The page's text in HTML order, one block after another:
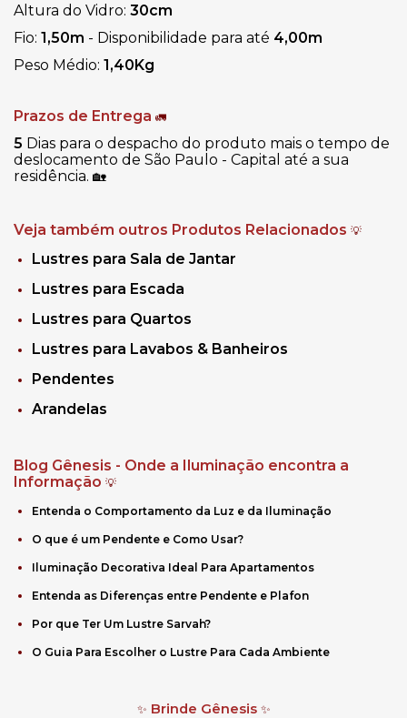
Altura do Vidro: 30cm
Fio: 1,50m - Disponibilidade para até 4,00m
Peso Médio: 1,40Kg
Prazos de Entrega 🚛
5 Dias para o despacho do produto mais o tempo de
deslocamento de São Paulo - Capital até a sua
residência. 🏡
Veja também outros Produtos Relacionados 💡
Lustres para Sala de Jantar
Lustres para Escada
Lustres para Quartos
Lustres para Lavabos & Banheiros
Pendentes
Arandelas
Blog Gênesis - Onde a Iluminação encontra a
Informação 💡
Entenda o Comportamento da Luz e da Iluminação
O que é um Pendente e Como Usar?
Iluminação Decorativa Ideal Para Apartamentos
Entenda as Diferenças entre Pendente e Plafon
Por que Ter Um Lustre Sarvah?
O Guia Para Escolher o Lustre Para Cada Ambiente
✨ Brinde Gênesis ✨